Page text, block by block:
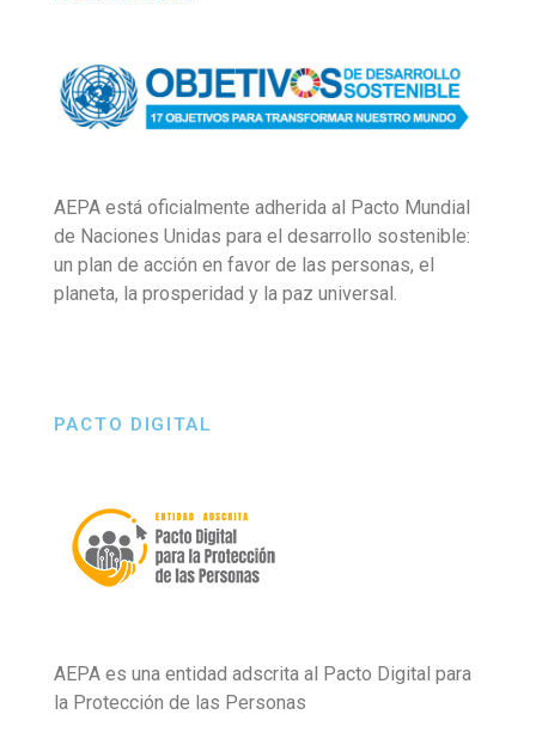
AEPA está oficialmente adherida al Pacto Mundial
de Naciones Unidas para el desarrollo sostenible:
un plan de acción en favor de las personas, el
planeta, la prosperidad y la paz universal.
PACTO DIGITAL
AEPA es una entidad adscrita al Pacto Digital para
la Protección de las Personas